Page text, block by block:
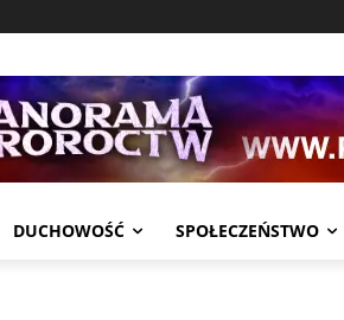
DUCHOWOŚĆ SPOŁECZEŃSTWO